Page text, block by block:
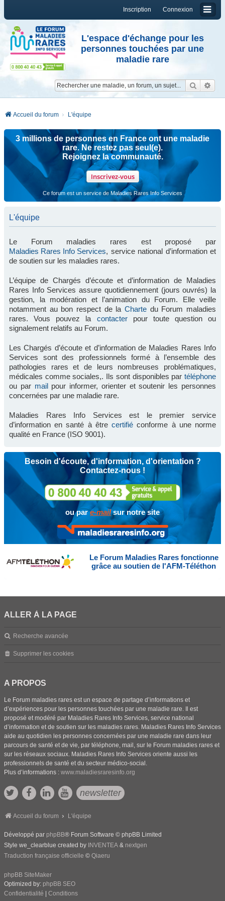
Connexion
Inscription
L'espace d'échange pour les
personnes touchées par une
maladie rare
Accueil du forum L'équipe
3 millions de personnes en France ont une maladie
rare. Ne restez pas seul(e).
Rejoignez la communauté.
Inscrivez-vous
Ce forum est un service de Maladies Rares Info Services
L'équipe
Le Forum maladies rares est proposé par
Maladies Rares Info Services, service national d’information et
de soutien sur les maladies rares.
L’équipe de Chargés d’écoute et d’information de Maladies
Rares Info Services assure quotidiennement (jours ouvrés) la
gestion, la modération et l’animation du Forum. Elle veille
notamment au bon respect de la Charte du Forum maladies
rares. Vous pouvez la contacterpour toute question ou
signalement relatifs au Forum.
Les Chargés d’écoute et d’information de Maladies Rares Info
Services sont des professionnels formé à l’ensemble des
pathologies rares et de leurs nombreuses problématiques,
médicales comme sociales,. Ils sont disponibles par téléphone
ou par mailpour informer, orienter et soutenir les personnes
concernées par une maladie rare.
Maladies Rares Info Services est le premier service
d’information en santé à êtrecertifié conforme à une norme
qualité en France (ISO 9001).
Besoin d'écoute, d'information, d'orientation ?
Contactez-nous !
ou pare-mailsur notre site
Le Forum Maladies Rares fonctionne
grâce au soutien de l'AFM-Téléthon
ALLER À LA PAGE
Recherche avancée
Supprimer les cookies
A PROPOS
Le Forum maladies rares est un espace de partage d’informations et
d’expériences pour les personnes touchées par une maladie rare. Il est
proposé et modéré par Maladies Rares Info Services, service national
d’information et de soutien sur les maladies rares. Maladies Rares Info Services
aide au quotidien les personnes concernées par une maladie rare dans leur
parcours de santé et de vie, par téléphone, mail, sur le Forum maladies rares et
sur les réseaux sociaux. Maladies Rares Info Services oriente aussi les
professionnels de santé et du secteur médico-social.
Plus d’informations : www.maladiesraresinfo.org
newsletter
Accueil du forum L'équipe
Développé par phpBB® Forum Software © phpBB Limited
Style we_clearblue created by INVENTEA & nextgen
Traduction française officielle © Qiaeru
phpBB SiteMaker
Optimized by: phpBB SEO
Confidentialité
Conditions